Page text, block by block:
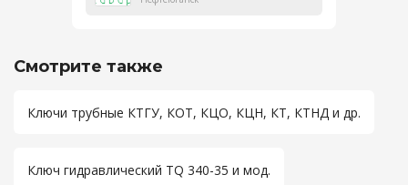
Смотрите также
Ключи трубные КТГУ, КОТ, КЦО, КЦН, КТ, КТНД и др.
Ключ гидравлический TQ 340-35 и мод.